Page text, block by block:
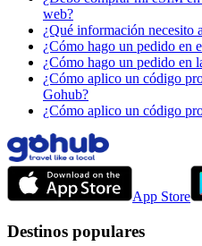
web?
¿Qué información necesito
¿Cómo hago un pedido en
¿Cómo hago un pedido en
¿Cómo aplico un código
Gohub?
¿Cómo aplico un código
App Store
Destinos populares